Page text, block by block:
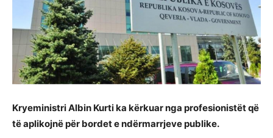
Kryeministri Albin Kurti ka kërkuar nga profesionistët që
të aplikojnë për bordet e ndërmarrjeve publike.